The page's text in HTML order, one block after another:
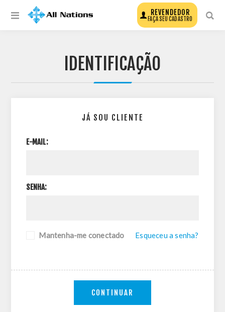
REVENDEDOR
FAÇA SEU CADASTRO
IDENTIFICAÇÃO
JÁ SOU CLIENTE
E-MAIL:
SENHA:
Mantenha-me conectado Esqueceu a senha?
CONTINUAR